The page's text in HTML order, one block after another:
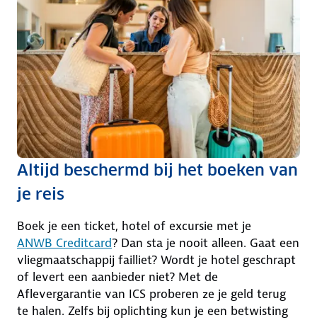
Altijd beschermd bij het boeken van
je reis
Boek je een ticket, hotel of excursie met je
ANWB Creditcard? Dan sta je nooit alleen. Gaat een
vliegmaatschappij failliet? Wordt je hotel geschrapt
of levert een aanbieder niet? Met de
Aflevergarantie van ICS proberen ze je geld terug
te halen. Zelfs bij oplichting kun je een betwisting